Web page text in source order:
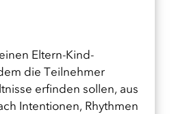
Eltern-Kind-
die Teilnehmer
erfinden sollen, aus
Intentionen, Rhythmen